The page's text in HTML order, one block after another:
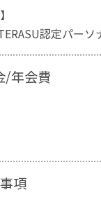
認定パー
/年会費
項